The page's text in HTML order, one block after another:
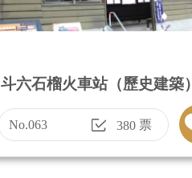
斗六石榴火車站（歷史建築）
No.063 380票